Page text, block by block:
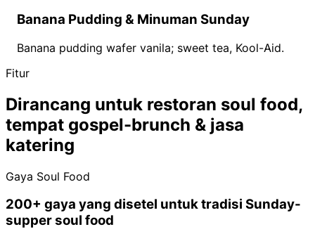
Banana Pudding & Minuman Sunday
Banana pudding wafer vanila; sweet tea, Kool-Aid.
Fitur
Dirancang untuk restoran soul food,
tempat gospel-brunch & jasa
katering
Gaya Soul Food
200+ gaya yang disetel untuk tradisi Sunday-
supper soul food